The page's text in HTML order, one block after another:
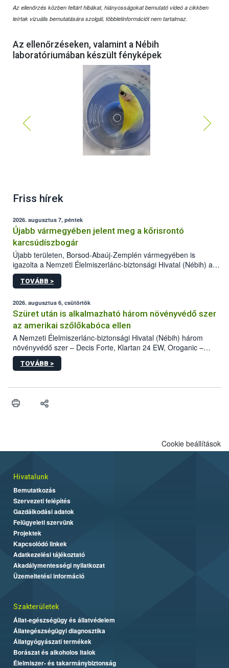
Az ellenőrzés közben feltárt hibákat, hiányosságokat bemutató videó a cikkben
leírtak vizuális bemutatására szolgál, többletinformációt nem tartalmaz.
Az ellenőrzéseken, valamint a Nébih
laboratóriumában készült fényképek
Friss hírek
2026. augusztus 7, péntek
Újabb vármegyében jelent meg a kőrisrontó
karcsúdíszbogár
Újabb területen, Borsod-Abaúj-Zemplén vármegyében is
igazolta a Nemzeti Élelmiszerlánc-biztonsági Hivatal (Nébih) a
kőrisrontó karcsúdíszbogár (Agrilus planipennis) jelenlétét. A
kártevőt nem csak színcsapdában találták meg, de már fertőzött
az intenzív felderítést, emellett az intézkedéseket a szlovák
hatósággal is összehangolják a terjedés megállítása érdekében.
TOVÁBB >
2026. augusztus 6, csütörtök
Szüret után is alkalmazható három növényvédő szer
az amerikai szőlőkabóca ellen
A Nemzeti Élelmiszerlánc-biztonsági Hivatal (Nébih) három
növényvédő szer – Decis Forte, Klartan 24 EW, Oroganic –
engedélyokiratát módosította, így azok a szüretet követően,
egészen a vesszőérettség (BBCH 91) stádiumáig
érésű szőlőkben is legyen lehetőség a károsító elleni további
felhasználók számára is elérhető és ökológiai termesztésben is
TOVÁBB >
Cookie beállítások
Hivatalunk
Bemutatkozás
Szervezeti felépítés
Gazdálkodási adatok
Felügyeleti szervünk
Projektek
Kapcsolódó linkek
Adatkezelési tájékoztató
Akadálymentességi nyilatkozat
Üzemeltetési információ
Szakterületek
Állat-egészségügy és állatvédelem
Állategészségügyi diagnosztika
Állatgyógyászati termékek
Borászat és alkoholos italok
Élelmiszer- és takarmánybiztonság